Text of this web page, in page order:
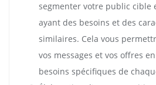
segmenter votre public cible
ayant des besoins et des
similaires. Cela vous
vos messages et vos offres
besoins spécifiques de